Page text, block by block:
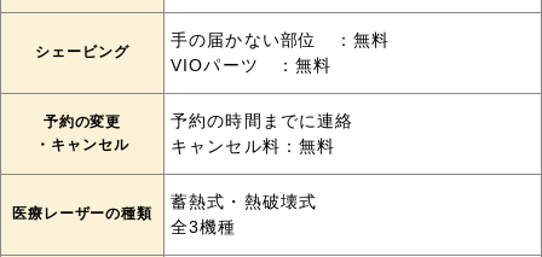
シェービング
手の届かない部位 ：無料
VIOパーツ ：無料
予約の変更
・キャンセル
予約の時間までに連絡
キャンセル料：無料
医療レーザーの種類
蓄熱式・熱破壊式
全3機種